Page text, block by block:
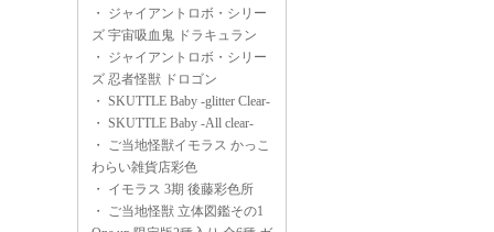
・ ジャイアントロボ・シリー
ズ 宇宙吸血鬼 ドラキュラン
・ ジャイアントロボ・シリー
ズ 忍者怪獣 ドロゴン
・ SKUTTLE Baby -glitter Clear-
・ SKUTTLE Baby -All clear-
・ ご当地怪獣イモラス かっこ
わらい雑貨店彩色
・ イモラス 3期 後藤彩色所
・ ご当地怪獣 立体図鑑その1